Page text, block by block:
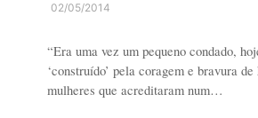
02/05/2014
“Era uma vez um pequeno condado,
‘construído’ pela coragem e bravura de
mulheres que acreditaram num…